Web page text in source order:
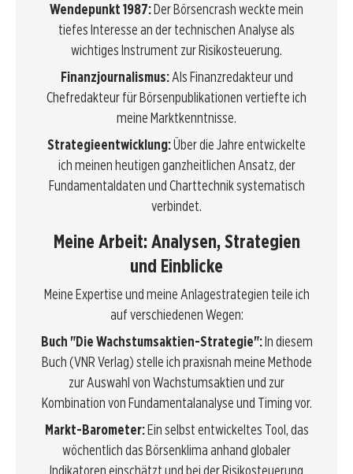
Wendepunkt 1987:Der Börsencrash weckte mein
tiefes Interesse an der technischen Analyse als
wichtiges Instrument zur Risikosteuerung.
Finanzjournalismus:Als Finanzredakteur und
Chefredakteur für Börsenpublikationen vertiefte ich
meine Marktkenntnisse.
Strategieentwicklung:Über die Jahre entwickelte
ich meinen heutigen ganzheitlichen Ansatz, der
Fundamentaldaten und Charttechnik systematisch
verbindet.
Meine Arbeit: Analysen, Strategien
und Einblicke
Meine Expertise und meine Anlagestrategien teile ich
auf verschiedenen Wegen:
Buch "Die Wachstumsaktien-Strategie":In diesem
Buch (VNR Verlag) stelle ich praxisnah meine Methode
zur Auswahl von Wachstumsaktien und zur
Kombination von Fundamentalanalyse und Timing vor.
Markt-Barometer:Ein selbst entwickeltes Tool, das
wöchentlich das Börsenklima anhand globaler
Indikatoren einschätzt und bei der Risikosteuerung